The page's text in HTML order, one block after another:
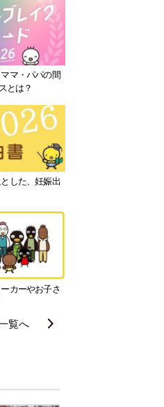
マ・パパの間
とは？
した、妊娠出
カーやお子さ
覧へ